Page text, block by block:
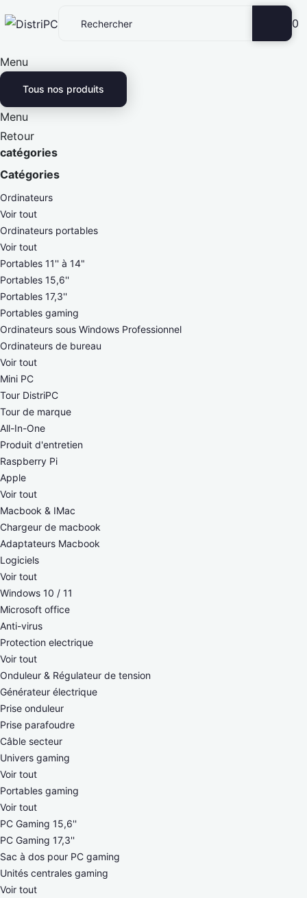
0
Menu
Tous nos produits
Menu
Retour
catégories
Catégories
Ordinateurs
Voir tout
Ordinateurs portables
Voir tout
Portables 11'' à 14"
Portables 15,6''
Portables 17,3''
Portables gaming
Ordinateurs sous Windows Professionnel
Ordinateurs de bureau
Voir tout
Mini PC
Tour DistriPC
Tour de marque
All-In-One
Produit d'entretien
Raspberry Pi
Apple
Voir tout
Macbook & IMac
Chargeur de macbook
Adaptateurs Macbook
Logiciels
Voir tout
Windows 10 / 11
Microsoft office
Anti-virus
Protection electrique
Voir tout
Onduleur & Régulateur de tension
Générateur électrique
Prise onduleur
Prise parafoudre
Câble secteur
Univers gaming
Voir tout
Portables gaming
Voir tout
PC Gaming 15,6''
PC Gaming 17,3''
Sac à dos pour PC gaming
Unités centrales gaming
Voir tout